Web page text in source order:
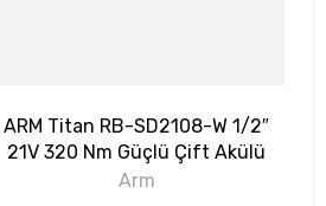
ARM Titan RB-SD2108-W 1/2″
21V 320 Nm Güçlü Çift Akülü
Şarjlı Somun Sıkma ve Vidalama
Arm